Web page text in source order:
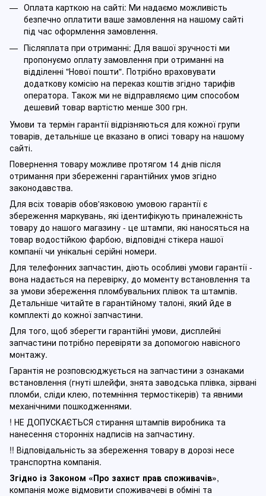
Оплата карткою на сайті: Ми надаємо можливість
безпечно оплатити ваше замовлення на нашому сайті
під час оформлення замовлення.
Післяплата при отриманні: Для вашої зручності ми
пропонуємо оплату замовлення при отриманні на
відділенні "Нової пошти". Потрібно враховувати
додаткову комісію на переказ коштів згідно тарифів
оператора. Також ми не відправляємо цим способом
дешевий товар вартістю менше 300 грн.
Умови та термін гарантії відрізняються для кожної групи
товарів, детальніше це вказано в описі товару на нашому
сайті.
Повернення товару можливе протягом 14 днів після
отримання при збереженні гарантійних умов згідно
законодавства.
Для всіх товарів обов'язковою умовою гарантії є
збереження маркувань, які ідентифікують приналежність
товару до нашого магазину - це штампи, які наносяться на
товар водостійкою фарбою, відповідні стікера нашої
компанії чи унікальні серійні номери.
Для телефонних запчастин, діють особливі умови гарантії -
вона надається на перевірку, до моменту встановлення та
за умови збереження пломбувальних плівок та штампів.
Детальніше читайте в гарантійному талоні, який йде в
комплекті до кожної запчастини.
Для того, щоб зберегти гарантійні умови, дисплейні
запчастини потрібно перевіряти за допомогою навісного
монтажу.
Гарантія не розповсюджується на запчастини з ознаками
встановлення (гнуті шлейфи, знята заводська плівка, зірвані
пломби, сліди клею, потемніння термостікерів) та явними
механічними пошкодженнями.
! НЕ ДОПУСКАЄТЬСЯ стирання штампів виробника та
нанесення сторонніх надписів на запчастину.
!! Відповідальність за збереження товару в дорозі несе
транспортна компанія.
Згідно із Законом «Про захист прав споживачів»,
компанія може відмовити споживачеві в обміні та